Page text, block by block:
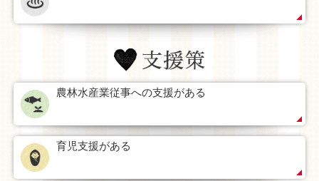
ットは全域（既存の電話回線が敷設されている地域）で接
続可能です。
国道４号が通り、JR東北本線の駅も町内に２駅ある金ケ
崎町は、通勤・通学にも便利です。町内２つの大型ショッ
ピングセンターやコンビニエンスストアは国道４号沿いに
集まり、昔ながらの商店街や新鮮な農産物が手に入る産直
等が揃っています。
子育て環境
農林水産業従事への支援がある
育児支援がある